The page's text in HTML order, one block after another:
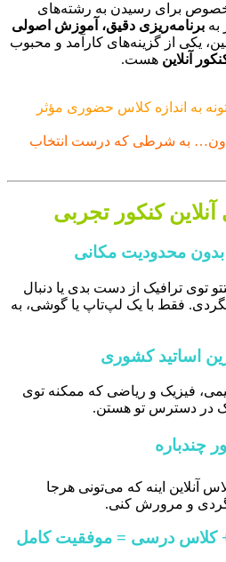
برای رسیدن به رشته‌های
به برنامه‌ریزی دقیق، آموزش اصولی
یکی از گزینه‌های کارآمد و محبوب
آنلاین هست.
به اندازه کلاس حضوری مؤثر
اون… به شرطی که درست انتخاب
کنکور تجربی
بدون محدودیت مکانی
توی ترافیک از دست بدی یا دنبال
فقط با یک لپ‌تاپ یا گوشی، به
اساتید کشوری
فیزیک و ریاضی که ممکنه توی
در دسترس تو هستن.
چندباره
آنلاین اینه که می‌تونی هرجا
و مرورش کنی.
درسی = موفقیت کامل